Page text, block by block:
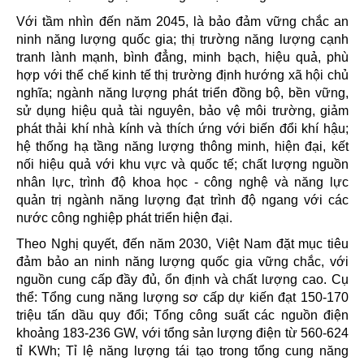
Với tầm nhìn đến năm 2045, là bảo đảm vững chắc an
ninh năng lượng quốc gia; thị trường năng lượng cạnh
tranh lành mạnh, bình đẳng, minh bạch, hiệu quả, phù
hợp với thể chế kinh tế thị trường định hướng xã hội chủ
nghĩa; ngành năng lượng phát triển đồng bộ, bền vững,
sử dụng hiệu quả tài nguyên, bảo vệ môi trường, giảm
phát thải khí nhà kính và thích ứng với biến đổi khí hậu;
hệ thống hạ tầng năng lượng thông minh, hiện đại, kết
nối hiệu quả với khu vực và quốc tế; chất lượng nguồn
nhân lực, trình độ khoa học - công nghệ và năng lực
quản trị ngành năng lượng đạt trình độ ngang với các
nước công nghiệp phát triển hiện đại.
Theo Nghị quyết, đến năm 2030, Việt Nam đặt mục tiêu
đảm bảo an ninh năng lượng quốc gia vững chắc, với
nguồn cung cấp đầy đủ, ổn định và chất lượng cao. Cụ
thể: Tổng cung năng lượng sơ cấp dự kiến đạt 150-170
triệu tấn dầu quy đổi; Tổng công suất các nguồn điện
khoảng 183-236 GW, với tổng sản lượng điện từ 560-624
tỉ KWh; Tỉ lệ năng lượng tái tạo trong tổng cung năng